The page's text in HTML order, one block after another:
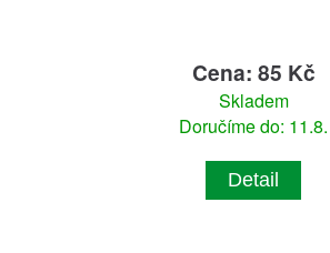
Cena: 85 Kč
Skladem
Doručíme do: 11.8.
Detail